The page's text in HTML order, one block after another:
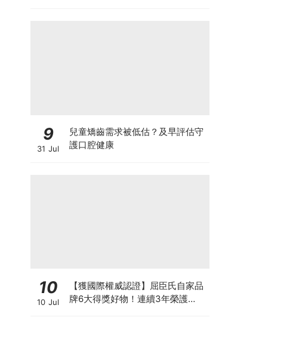
9
31 Jul
兒童矯齒需求被低估？及早評估守
護口腔健康
10
10 Jul
【獲國際權威認證】屈臣氏自家品
牌6大得獎好物！連續3年榮護